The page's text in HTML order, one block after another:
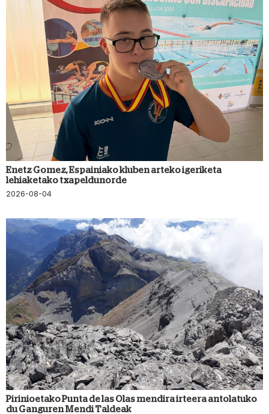
Enetz Gomez, Espainiako kluben arteko igeriketa
lehiaketako txapeldunorde
2026-08-04
Pirinioetako Punta de las Olas mendira irteera antolatuko
du Ganguren Mendi Taldeak